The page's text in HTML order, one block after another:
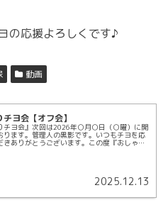
の応援よろしくです♪
動画
ヨ会【オフ会】
チヨ会』次回は2026年○月○日（○曜）に開
ります。管理人の黒影です。いつもチヨを応
きありがとうございます。この度『おしゃべ
2025.12.13